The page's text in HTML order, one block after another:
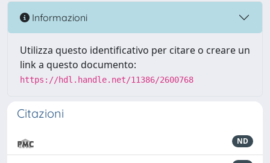
Informazioni
Utilizza questo identificativo per citare o creare un
link a questo documento:
https://hdl.handle.net/11386/2600768
Citazioni
ND